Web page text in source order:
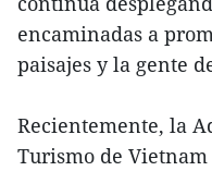
encaminadas a
paisajes y la gente
Recientemente, la
Turismo de